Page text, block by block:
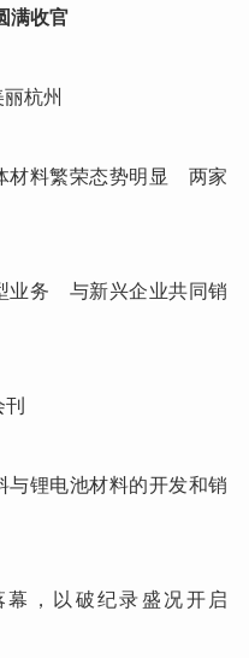
满收官
杭州
材料繁荣态势明显 两家
业务 与新兴企业共同销
刊
锂电池材料的开发和销
，以破纪录盛况开启